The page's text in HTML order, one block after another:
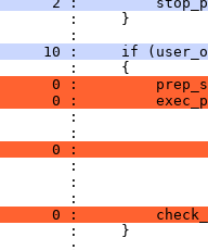
:     }
:
10 :     if
:     {
0 :
0 :
:
:
0 :
:
:
:
0 :
:     }